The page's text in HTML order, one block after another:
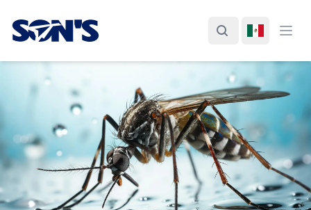
Laboratorios Química Son's
BuscarCambiar